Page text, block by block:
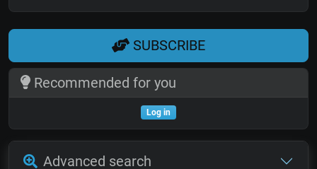
SUBSCRIBE
Recommended for you
Log in
Advanced search